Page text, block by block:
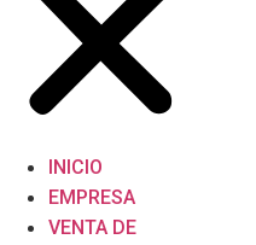
INICIO
EMPRESA
VENTA DE